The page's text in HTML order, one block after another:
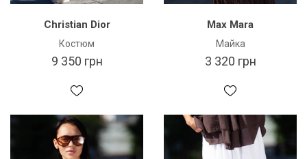
Christian Dior
Костюм
9 350 грн
Max Mara
Майка
3 320 грн